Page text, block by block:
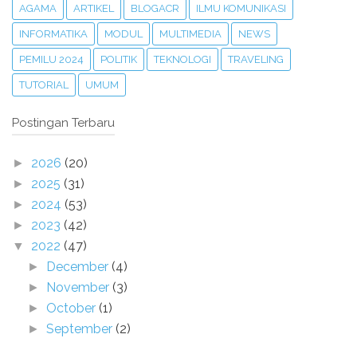
AGAMA ARTIKEL BLOGACR ILMU KOMUNIKASI
INFORMATIKA MODUL MULTIMEDIA NEWS
PEMILU 2024 POLITIK TEKNOLOGI TRAVELING
TUTORIAL UMUM
Postingan Terbaru
► 2026 (20)
► 2025 (31)
► 2024 (53)
► 2023 (42)
▼ 2022 (47)
► December (4)
► November (3)
► October (1)
►September (2)